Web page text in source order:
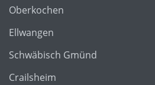
Oberkochen
Ellwangen
Schwäbisch Gmünd
Crailsheim